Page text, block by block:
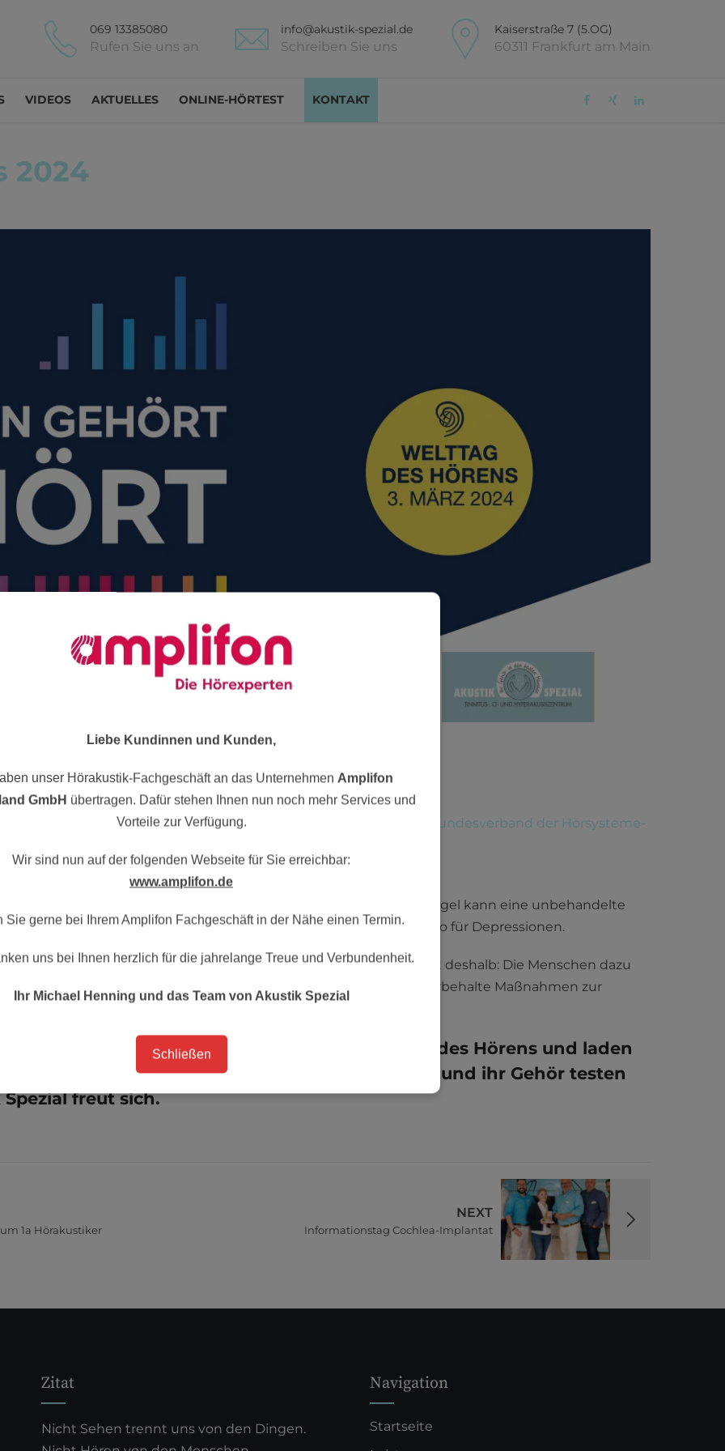
069 13385080
Rufen Sie uns an
info@akustik-spezial.de
Schreiben Sie uns
Kaiserstraße 7 (5.OG)
60311 Frankfurt am Main
VIDEOS AKTUELLES ONLINE-HÖRTEST KONTAKT
2024
(WHO) und zahlreichen Branchenpartnern veranstaltet der
Bundesverband der Hörsysteme-
des Hörens – im Jahr 2024 bereits zum 14. Mal.
lautet:
“Das Leben gehört gehört”.
wichtig: Neben Symptomen wie Stress, Tinnitus oder Schlafmangel kann eine unbehandelte
etwa ein sinkendes Selbstwertgefühl oder ein steigendes Risiko für Depressionen.
lässt sich aktiv gestalten. Der Appell der Kampagne ist deshalb: Die Menschen dazu
und im Fall einer bereits vorhandenen Schwerhörigkeit ohne Vorbehalte Maßnahmen zur
Hörens am 03.03.2024 wieder eine Weltwoche des Hörens und laden
alle Interessenten ein, zu uns zu kommen und ihr Gehör testen
freut sich.
1a Hörakustiker
NEXT
Informationstag Cochlea-Implantat
Zitat
Nicht Sehen trennt uns von den Dingen.
Navigation
Startseite
Liebe Kundinnen und Kunden,
unser Hörakustik-Fachgeschäft an das Unternehmen Amplifon
GmbH übertragen. Dafür stehen Ihnen nun noch mehr Services und
Vorteile zur Verfügung.
Wir sind nun auf der folgenden Webseite für Sie erreichbar:
www.amplifon.de
Sie gerne bei Ihrem Amplifon Fachgeschäft in der Nähe einen Termin.
uns bei Ihnen herzlich für die jahrelange Treue und Verbundenheit.
Ihr Michael Henning und das Team von Akustik Spezial
Schließen